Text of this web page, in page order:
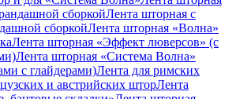
сборкойЛента шторная с
сборкойЛента шторная «Волна»
Лента шторная «Эффект люверсов» (с
Лента шторная «Система Волна»
с глайдерами)Лента для римских
и австрийских шторЛента